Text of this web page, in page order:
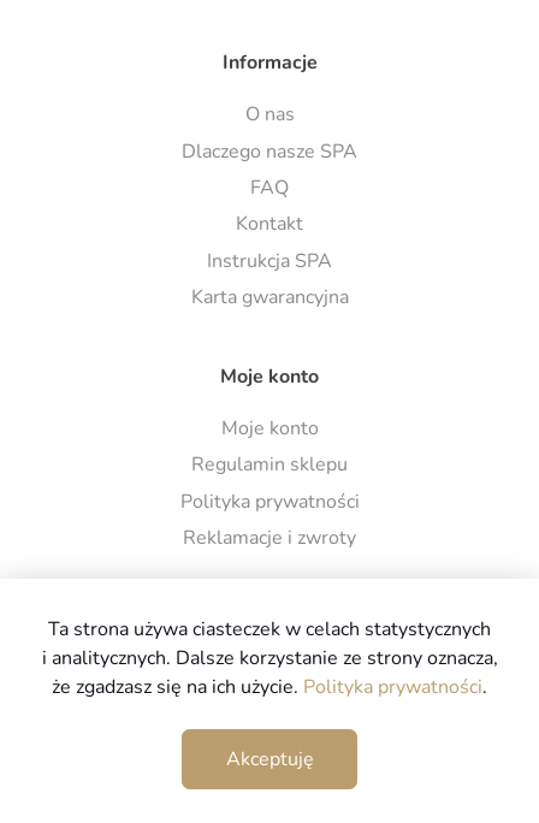
Informacje
O nas
Dlaczego nasze SPA
FAQ
Kontakt
Instrukcja SPA
Karta gwarancyjna
Moje konto
Moje konto
Regulamin sklepu
Polityka prywatności
Reklamacje i zwroty
Copyright © 2026www.spa-ogrodowe.com.plWszystkie
prawa zastrzeżone
Ta strona używa ciasteczek w celach statystycznych
i analitycznych. Dalsze korzystanie ze strony oznacza,
że zgadzasz się na ich użycie. Polityka prywatności.
Akceptuję